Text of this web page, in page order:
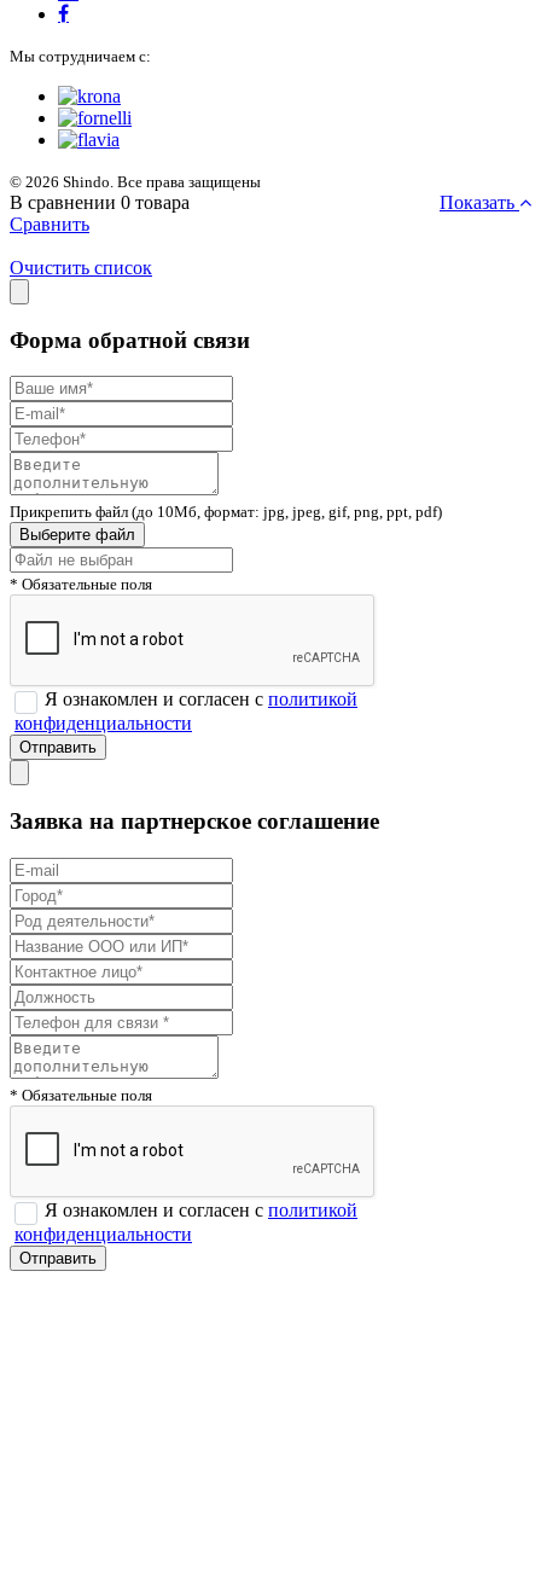
Мы сотрудничаем с:
© 2026 Shindo. Все права защищены
В сравнении 0 товара
Показать
Сравнить
Очистить список
Форма обратной связи
Прикрепить файл (до 10Мб, формат: jpg, jpeg, gif, png, ppt, pdf)
Выберите файл
* Обязательные поля
Я ознакомлен и согласен с политикой
конфиденциальности
Заявка на партнерское соглашение
* Обязательные поля
Я ознакомлен и согласен с политикой
конфиденциальности